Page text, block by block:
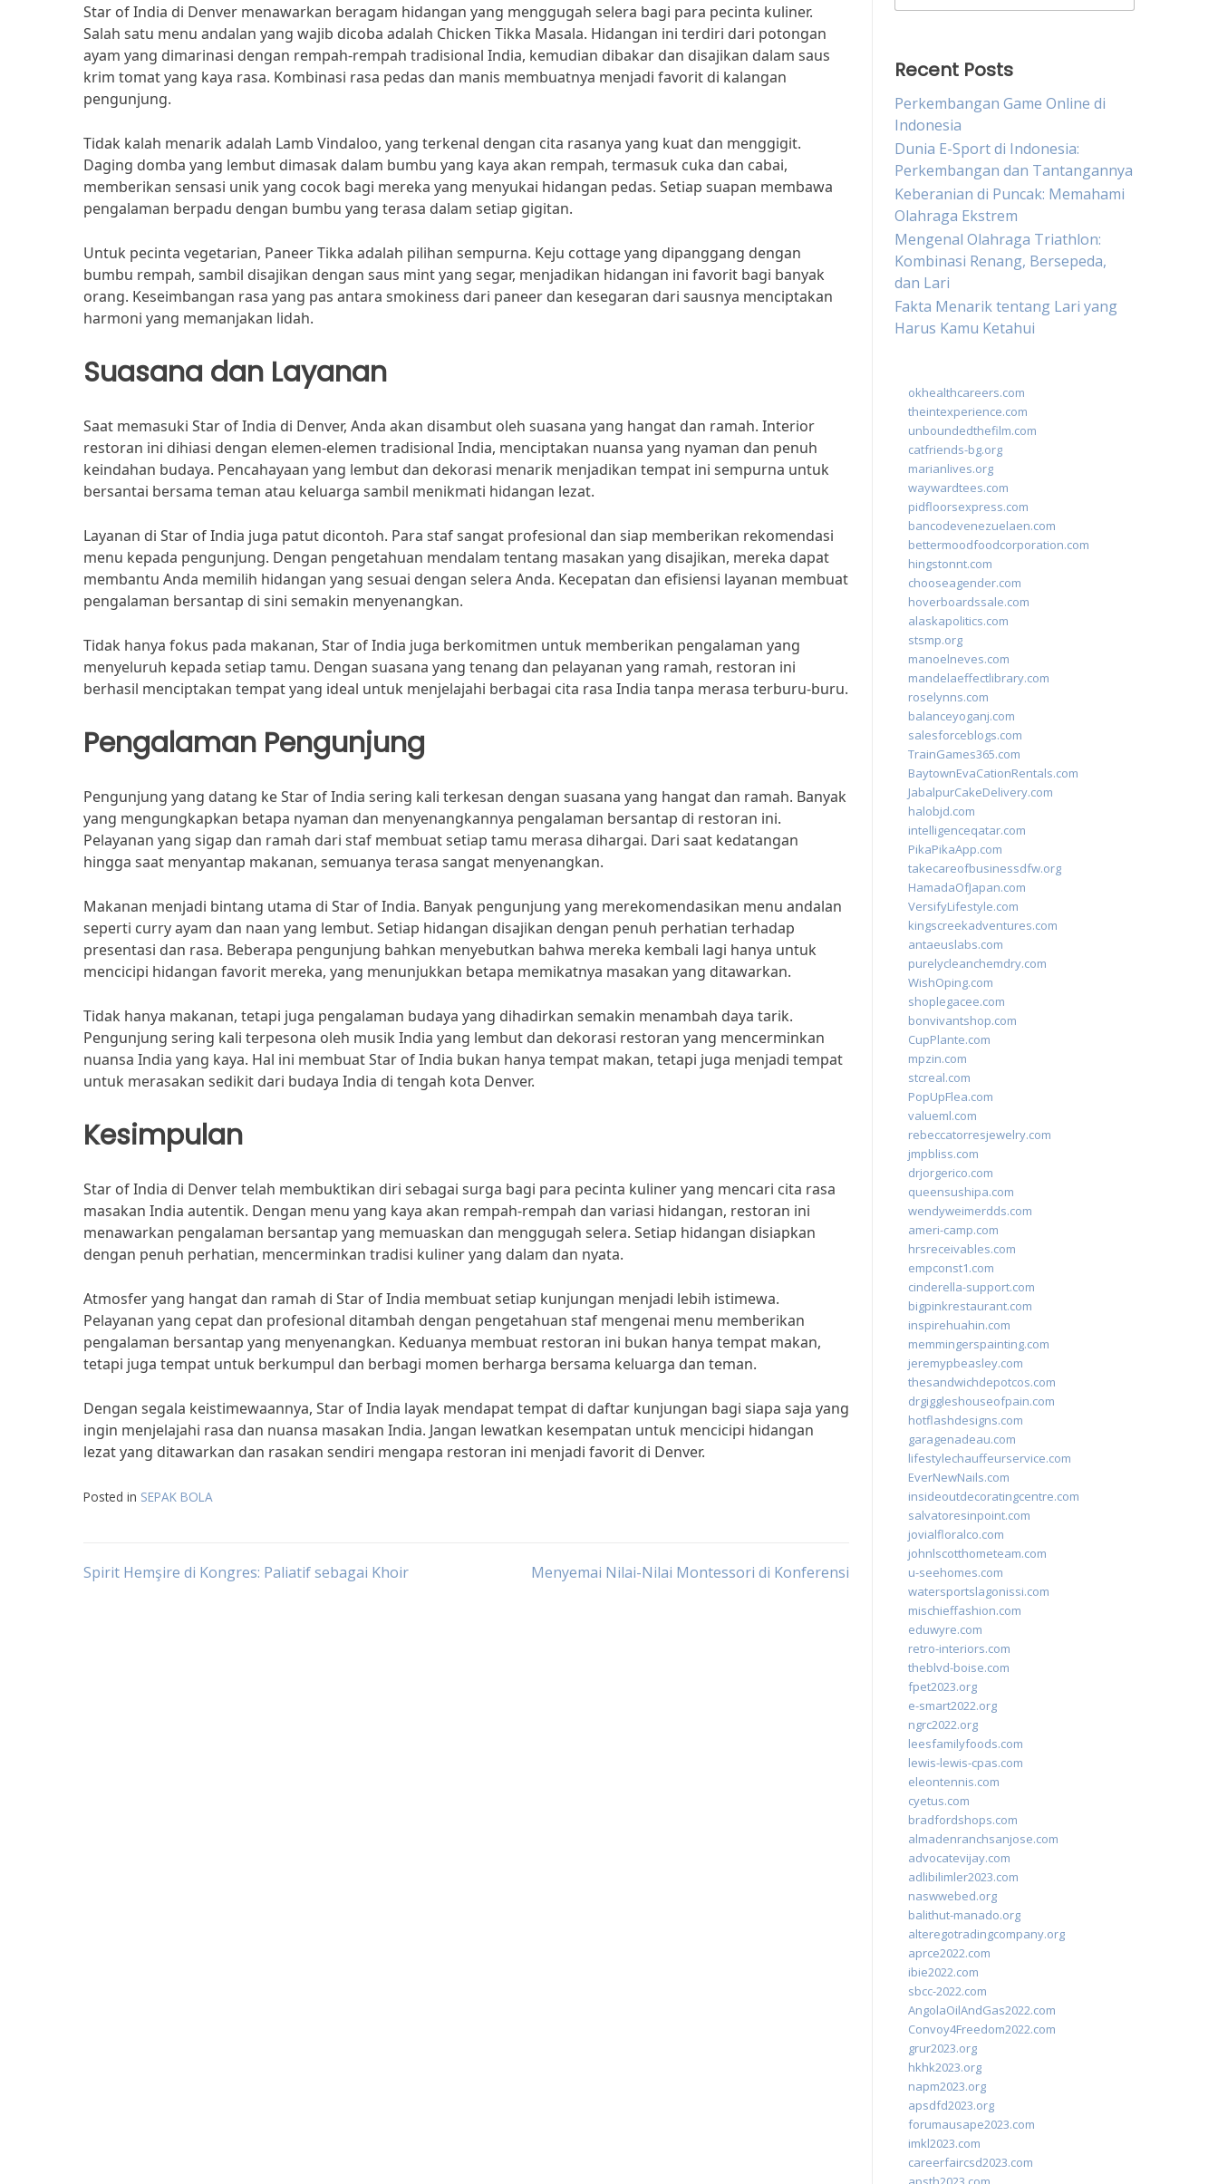
Star of India di Denver menawarkan beragam hidangan yang menggugah selera bagi para pecinta kuliner.
Salah satu menu andalan yang wajib dicoba adalah Chicken Tikka Masala. Hidangan ini terdiri dari potongan
ayam yang dimarinasi dengan rempah-rempah tradisional India, kemudian dibakar dan disajikan dalam saus
krim tomat yang kaya rasa. Kombinasi rasa pedas dan manis membuatnya menjadi favorit di kalangan
pengunjung.
Tidak kalah menarik adalah Lamb Vindaloo, yang terkenal dengan cita rasanya yang kuat dan menggigit.
Daging domba yang lembut dimasak dalam bumbu yang kaya akan rempah, termasuk cuka dan cabai,
memberikan sensasi unik yang cocok bagi mereka yang menyukai hidangan pedas. Setiap suapan membawa
pengalaman berpadu dengan bumbu yang terasa dalam setiap gigitan.
Untuk pecinta vegetarian, Paneer Tikka adalah pilihan sempurna. Keju cottage yang dipanggang dengan
bumbu rempah, sambil disajikan dengan saus mint yang segar, menjadikan hidangan ini favorit bagi banyak
orang. Keseimbangan rasa yang pas antara smokiness dari paneer dan kesegaran dari sausnya menciptakan
harmoni yang memanjakan lidah.
Suasana dan Layanan
Saat memasuki Star of India di Denver, Anda akan disambut oleh suasana yang hangat dan ramah. Interior
restoran ini dihiasi dengan elemen-elemen tradisional India, menciptakan nuansa yang nyaman dan penuh
keindahan budaya. Pencahayaan yang lembut dan dekorasi menarik menjadikan tempat ini sempurna untuk
bersantai bersama teman atau keluarga sambil menikmati hidangan lezat.
Layanan di Star of India juga patut dicontoh. Para staf sangat profesional dan siap memberikan rekomendasi
menu kepada pengunjung. Dengan pengetahuan mendalam tentang masakan yang disajikan, mereka dapat
membantu Anda memilih hidangan yang sesuai dengan selera Anda. Kecepatan dan efisiensi layanan membuat
pengalaman bersantap di sini semakin menyenangkan.
Tidak hanya fokus pada makanan, Star of India juga berkomitmen untuk memberikan pengalaman yang
menyeluruh kepada setiap tamu. Dengan suasana yang tenang dan pelayanan yang ramah, restoran ini
berhasil menciptakan tempat yang ideal untuk menjelajahi berbagai cita rasa India tanpa merasa terburu-buru.
Pengalaman Pengunjung
Pengunjung yang datang ke Star of India sering kali terkesan dengan suasana yang hangat dan ramah. Banyak
yang mengungkapkan betapa nyaman dan menyenangkannya pengalaman bersantap di restoran ini.
Pelayanan yang sigap dan ramah dari staf membuat setiap tamu merasa dihargai. Dari saat kedatangan
hingga saat menyantap makanan, semuanya terasa sangat menyenangkan.
Makanan menjadi bintang utama di Star of India. Banyak pengunjung yang merekomendasikan menu andalan
seperti curry ayam dan naan yang lembut. Setiap hidangan disajikan dengan penuh perhatian terhadap
presentasi dan rasa. Beberapa pengunjung bahkan menyebutkan bahwa mereka kembali lagi hanya untuk
mencicipi hidangan favorit mereka, yang menunjukkan betapa memikatnya masakan yang ditawarkan.
Tidak hanya makanan, tetapi juga pengalaman budaya yang dihadirkan semakin menambah daya tarik.
Pengunjung sering kali terpesona oleh musik India yang lembut dan dekorasi restoran yang mencerminkan
nuansa India yang kaya. Hal ini membuat Star of India bukan hanya tempat makan, tetapi juga menjadi tempat
untuk merasakan sedikit dari budaya India di tengah kota Denver.
Kesimpulan
Star of India di Denver telah membuktikan diri sebagai surga bagi para pecinta kuliner yang mencari cita rasa
masakan India autentik. Dengan menu yang kaya akan rempah-rempah dan variasi hidangan, restoran ini
menawarkan pengalaman bersantap yang memuaskan dan menggugah selera. Setiap hidangan disiapkan
dengan penuh perhatian, mencerminkan tradisi kuliner yang dalam dan nyata.
Atmosfer yang hangat dan ramah di Star of India membuat setiap kunjungan menjadi lebih istimewa.
Pelayanan yang cepat dan profesional ditambah dengan pengetahuan staf mengenai menu memberikan
pengalaman bersantap yang menyenangkan. Keduanya membuat restoran ini bukan hanya tempat makan,
tetapi juga tempat untuk berkumpul dan berbagi momen berharga bersama keluarga dan teman.
Dengan segala keistimewaannya, Star of India layak mendapat tempat di daftar kunjungan bagi siapa saja yang
ingin menjelajahi rasa dan nuansa masakan India. Jangan lewatkan kesempatan untuk mencicipi hidangan
lezat yang ditawarkan dan rasakan sendiri mengapa restoran ini menjadi favorit di Denver.
Posted in SEPAK BOLA
Post
Spirit Hemşire di Kongres: Paliatif sebagai Khoir Menyemai Nilai-Nilai Montessori di Konferensi
for:
Recent Posts
Perkembangan Game Online di
Indonesia
Dunia E-Sport di Indonesia:
Perkembangan dan Tantangannya
Keberanian di Puncak: Memahami
Olahraga Ekstrem
Mengenal Olahraga Triathlon:
Kombinasi Renang, Bersepeda,
dan Lari
Fakta Menarik tentang Lari yang
Harus Kamu Ketahui
okhealthcareers.com
theintexperience.com
unboundedthefilm.com
catfriends-bg.org
marianlives.org
waywardtees.com
pidfloorsexpress.com
bancodevenezuelaen.com
bettermoodfoodcorporation.com
hingstonnt.com
chooseagender.com
hoverboardssale.com
alaskapolitics.com
stsmp.org
manoelneves.com
mandelaeffectlibrary.com
roselynns.com
balanceyoganj.com
salesforceblogs.com
TrainGames365.com
BaytownEvaCationRentals.com
JabalpurCakeDelivery.com
halobjd.com
intelligenceqatar.com
PikaPikaApp.com
takecareofbusinessdfw.org
HamadaOfJapan.com
VersifyLifestyle.com
kingscreekadventures.com
antaeuslabs.com
purelycleanchemdry.com
WishOping.com
shoplegacee.com
bonvivantshop.com
CupPlante.com
mpzin.com
stcreal.com
PopUpFlea.com
valueml.com
rebeccatorresjewelry.com
jmpbliss.com
drjorgerico.com
queensushipa.com
wendyweimerdds.com
ameri-camp.com
hrsreceivables.com
empconst1.com
cinderella-support.com
bigpinkrestaurant.com
inspirehuahin.com
memmingerspainting.com
jeremypbeasley.com
thesandwichdepotcos.com
drgiggleshouseofpain.com
hotflashdesigns.com
garagenadeau.com
lifestylechauffeurservice.com
EverNewNails.com
insideoutdecoratingcentre.com
salvatoresinpoint.com
jovialfloralco.com
johnlscotthometeam.com
u-seehomes.com
watersportslagonissi.com
mischieffashion.com
eduwyre.com
retro-interiors.com
theblvd-boise.com
fpet2023.org
e-smart2022.org
ngrc2022.org
leesfamilyfoods.com
lewis-lewis-cpas.com
eleontennis.com
cyetus.com
bradfordshops.com
almadenranchsanjose.com
advocatevijay.com
adlibilimler2023.com
naswwebed.org
balithut-manado.org
alteregotradingcompany.org
aprce2022.com
ibie2022.com
sbcc-2022.com
AngolaOilAndGas2022.com
Convoy4Freedom2022.com
grur2023.org
hkhk2023.org
napm2023.org
apsdfd2023.org
forumausape2023.com
imkl2023.com
careerfaircsd2023.com